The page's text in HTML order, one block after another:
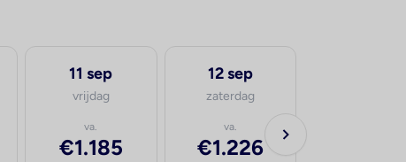
11 sep
vrijdag
va.
€1.185
12 sep
zaterdag
va.
€1.226